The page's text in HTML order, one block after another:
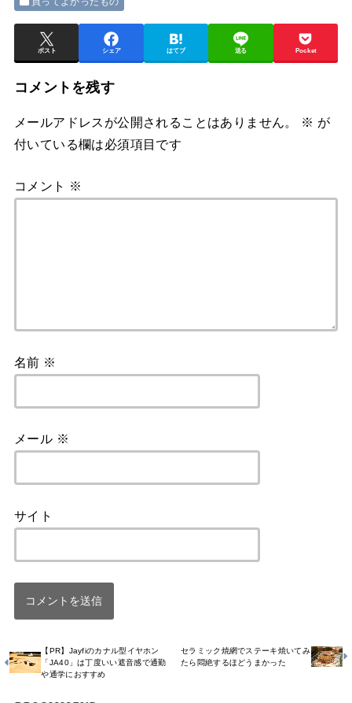
ポスト シェア はてブ 送る Pocket
コメントを残す
メールアドレスが公開されることはありません。 ※ が
付いている欄は必須項目です
コメント ※
名前 ※
メール ※
サイト
【PR】Jayfiのカナル型イヤホン
「JA40」は丁度いい遮音感で通勤
や通学におすすめ
セラミック焼網でステーキ焼いてみ
たら悶絶するほどうまかった